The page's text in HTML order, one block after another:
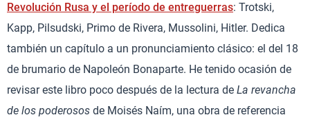
Revolución Rusa y el período de entreguerras: Trotski,
Kapp, Pilsudski, Primo de Rivera, Mussolini, Hitler. Dedica
también un capítulo a un pronunciamiento clásico: el del 18
de brumario de Napoleón Bonaparte. He tenido ocasión de
revisar este libro poco después de la lectura de La revancha
de los poderosos de Moisés Naím, una obra de referencia